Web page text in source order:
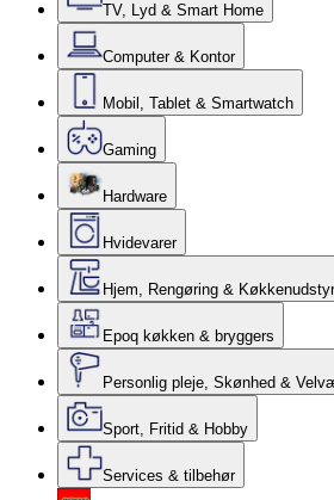
TV, Lyd & Smart Home
Computer & Kontor
Mobil, Tablet & Smartwatch
Gaming
Hardware
Hvidevarer
Hjem, Rengøring & Køkkenudstyr
Epoq køkken & bryggers
Personlig pleje, Skønhed &
Sport, Fritid & Hobby
Services & tilbehør